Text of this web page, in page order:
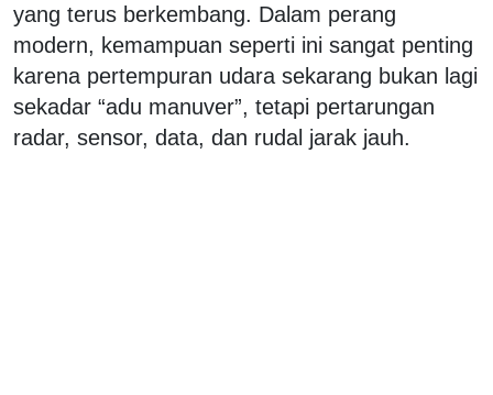
yang terus berkembang. Dalam perang
modern, kemampuan seperti ini sangat penting
karena pertempuran udara sekarang bukan lagi
sekadar “adu manuver”, tetapi pertarungan
radar, sensor, data, dan rudal jarak jauh.